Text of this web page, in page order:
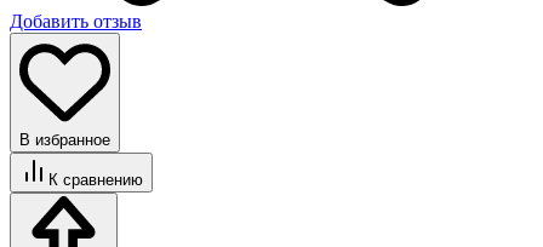
Добавить отзыв
В избранное
К сравнению